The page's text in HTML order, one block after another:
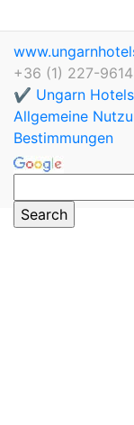
+36 (1) 227-9614
✔️ Ungarn
Allgemeine
Bestimmungen